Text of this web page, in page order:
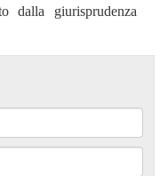
dalla giurisprudenza